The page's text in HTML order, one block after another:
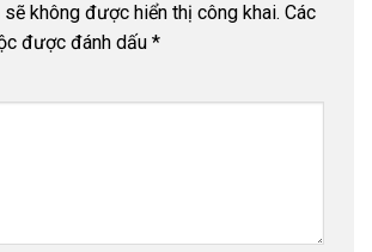
sẽ không được hiển thị công khai. Các
được đánh dấu *